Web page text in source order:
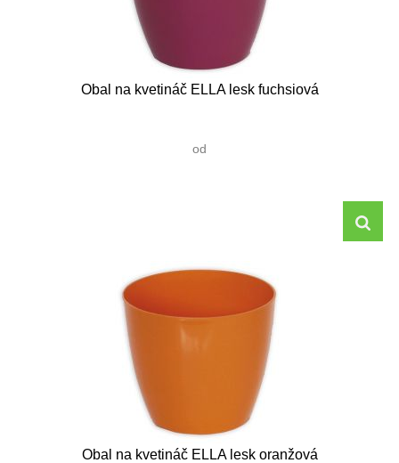
Obal na kvetináč ELLA lesk fuchsiová
od
Obal na kvetináč ELLA lesk oranžová